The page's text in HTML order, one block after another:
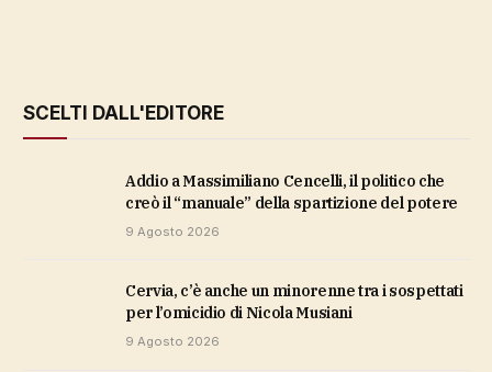
SCELTI DALL'EDITORE
Addio a Massimiliano Cencelli, il politico che
creò il “manuale” della spartizione del potere
9 Agosto 2026
Cervia, c’è anche un minorenne tra i sospettati
per l’omicidio di Nicola Musiani
9 Agosto 2026